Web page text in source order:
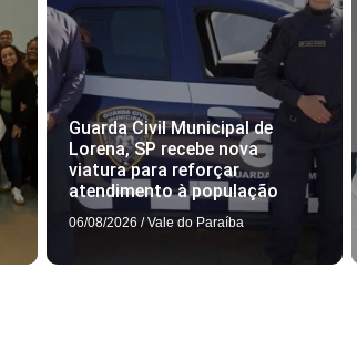
Guarda Civil Municipal de
Lorena, SP recebe nova
viatura para reforçar
atendimento à população
06/08/2026 / Vale do Paraíba